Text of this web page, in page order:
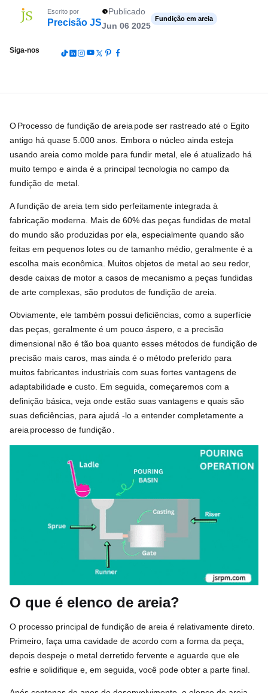
Escrito por
Precisão JS
Publicado
Jun 06 2025
Fundição em areia
Siga-nos
OProcesso de fundição de areia pode ser rastreado até o Egito
antigo há quase 5.000 anos. Embora o núcleo ainda esteja
usando areia como molde para fundir metal, ele é atualizado há
muito tempo e ainda é a principal tecnologia no campo da
fundição de metal.
A fundição de areia tem sido perfeitamente integrada à
fabricação moderna. Mais de 60% das peças fundidas de metal
do mundo são produzidas por ela, especialmente quando são
feitas em pequenos lotes ou de tamanho médio, geralmente é a
escolha mais econômica. Muitos objetos de metal ao seu redor,
desde caixas de motor a casos de mecanismo a peças fundidas
de arte complexas, são produtos de fundição de areia.
Obviamente, ele também possui deficiências, como a superfície
das peças, geralmente é um pouco áspero, e a precisão
dimensional não é tão boa quanto esses métodos de fundição de
precisão mais caros, mas ainda é o método preferido para
muitos fabricantes industriais com suas fortes vantagens de
adaptabilidade e custo. Em seguida, começaremos com a
definição básica, veja onde estão suas vantagens e quais são
suas deficiências, para ajudá -lo a entender completamente a
areia processo de fundição
O que é elenco de areia?
O processo principal de fundição de areia é relativamente direto.
Primeiro, faça uma cavidade de acordo com a forma da peça,
depois despeje o metal derretido fervente e aguarde que ele
esfrie e solidifique e, em seguida, você pode obter a parte final.